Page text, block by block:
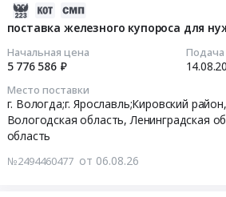
поставка железного купороса для
Начальная цена
5 776 586 ₽
Подача
Место поставки
Вологодская область,Ленинградская
область
№2494460477 от 06.08.26